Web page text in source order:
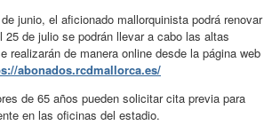
junio, el aficionado mallorquinista podrá renovar
25 de julio se podrán llevar a cabo las altas
realizarán de manera online desde la página web
abonados.rcdmallorca.es/
de 65 años pueden solicitar cita previa para
en las oficinas del estadio.